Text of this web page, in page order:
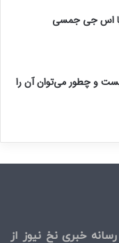
اس جی جمسی
و چطور می‌توان آن را
خبری نخ نیوز از